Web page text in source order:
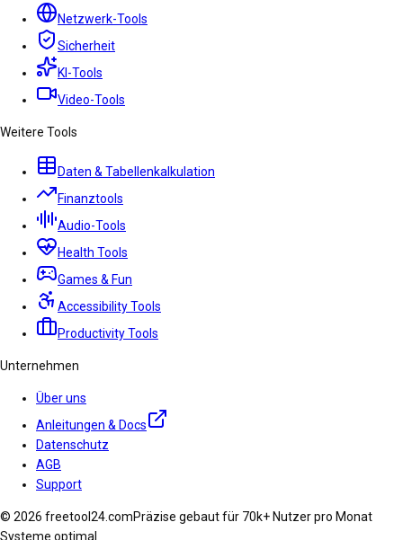
Netzwerk-Tools
Sicherheit
KI-Tools
Video-Tools
Weitere Tools
Daten & Tabellenkalkulation
Finanztools
Audio-Tools
Health Tools
Games & Fun
Accessibility Tools
Productivity Tools
Unternehmen
Über uns
Anleitungen & Docs
Datenschutz
AGB
Support
© 2026 freetool24.comPräzise gebaut für 70k+ Nutzer pro Monat
Systeme optimal